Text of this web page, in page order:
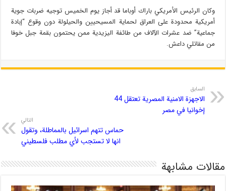
وكان الرئيس الأمريكي باراك أوباما قد أجاز يوم الخميس توجيه ضربات جوية
أمريكية محدودة على العراق لحماية المسيحيين والحيلولة دون وقوع “إبادة
جماعية” ضد عشرات الآلاف من طائفة اليزيدية ممن يحتمون بقمة جبل خوفا
من مقاتلي داعش.
السابق
الاجهزة الامنية المصرية تعتقل 44
إخوانيا في مصر
التالي
حماس تتهم اسرائيل بالمماطلة، وتقول
انها لا تستجب لأي مطلب فلسطيني
مقالات مشابهة